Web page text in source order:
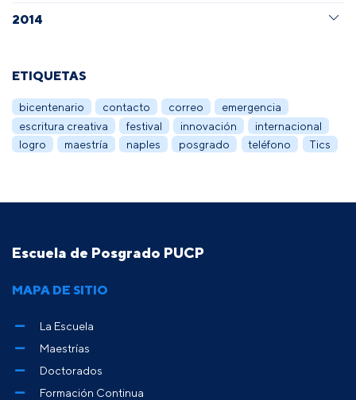
2014
ETIQUETAS
bicentenario contacto correo
emergencia
escritura creativa
festival innovación
internacional
logro
maestría naples posgrado teléfono Tics
Escuela de Posgrado PUCP
MAPA DE SITIO
La Escuela
Maestrías
Doctorados
Formación Continua